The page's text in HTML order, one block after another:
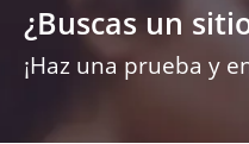
¿Buscas un
¡Haz una prueba y